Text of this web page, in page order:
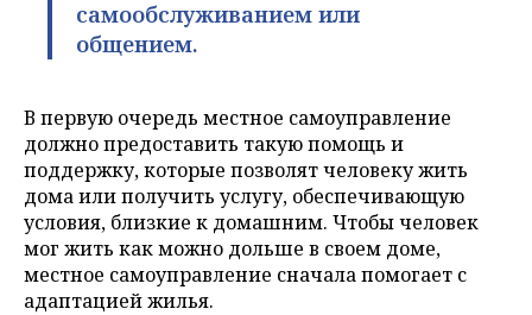
самообслуживанием или
общением.
В первую очередь местное самоуправление
должно предоставить такую помощь и
поддержку, которые позволят человеку жить
дома или получить услугу, обеспечивающую
условия, близкие к домашним. Чтобы человек
мог жить как можно дольше в своем доме,
местное самоуправление сначала помогает с
адаптацией жилья.